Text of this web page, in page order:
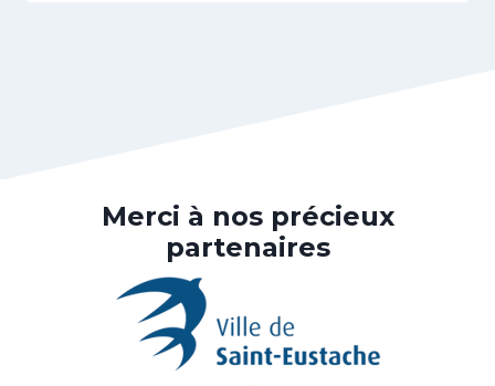
Merci à nos précieux
partenaires